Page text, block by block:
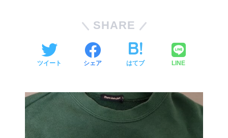
SHARE
ツイート シェア はてブ LINE